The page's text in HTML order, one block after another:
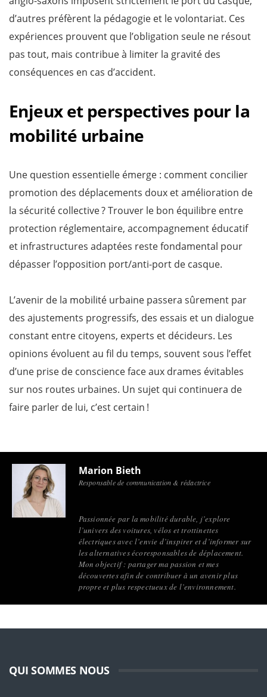
d’autres préfèrent la pédagogie et le volontariat. Ces
expériences prouvent que l’obligation seule ne résout
pas tout, mais contribue à limiter la gravité des
conséquences en cas d’accident.
Enjeux et perspectives pour la
mobilité urbaine
Une question essentielle émerge : comment concilier
promotion des déplacements doux et amélioration de
la sécurité collective ? Trouver le bon équilibre entre
protection réglementaire, accompagnement éducatif
et infrastructures adaptées reste fondamental pour
dépasser l’opposition port/anti-port de casque.
L’avenir de la mobilité urbaine passera sûrement par
des ajustements progressifs, des essais et un dialogue
constant entre citoyens, experts et décideurs. Les
opinions évoluent au fil du temps, souvent sous l’effet
d’une prise de conscience face aux drames évitables
sur nos routes urbaines. Un sujet qui continuera de
faire parler de lui, c’est certain !
Marion Bieth
Responsable de communication & rédactrice
Passionnée par la mobilité durable, j’explore
l’univers des voitures, vélos et trottinettes
électriques avec l’envie d’inspirer et d’informer sur
les alternatives écoresponsables de déplacement.
Mon objectif : partager ma passion et mes
découvertes afin de contribuer à un avenir plus
propre et plus respectueux de l’environnement.
QUI SOMMES NOUS